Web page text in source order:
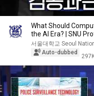
What Should
the AI Era? | SNU
Catch
서울대학교 Seoul
Auto-dubbed